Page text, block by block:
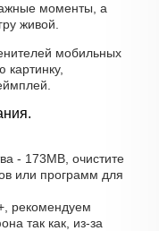
моменты, а
живой.
мобильных
картинку,
- 173MB, очистите
или программ для
рекомендуем
так как, из-за